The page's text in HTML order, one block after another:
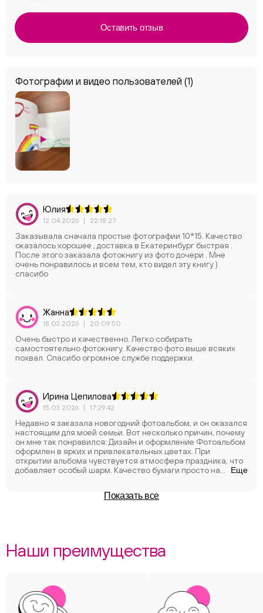
Фотографии и видео пользователей (1)
Оставить отзыв
Юлия
12.04.2026 | 22:18:27
Заказывала сначала простые фотографии 10*15. Качество
оказалось хорошее , доставка в Екатеринбург быстрая .
После этого заказала фотокнигу из фото дочери . Мне
очень понравилось и всем тем, кто видел эту книгу )
спасибо
Жанна
18.03.2026 | 20:09:50
Очень быстро и качественно. Легко собирать
самостоятельно фотокнигу. Качество фото выше всяких
похвал. Спасибо огромное службе поддержки.
Ирина Цепилова
15.03.2026 | 17:29:42
Недавно я заказала новогодний фотоальбом, и он оказался
настоящим для моей семьи. Вот несколько причин, почему
он мне так понравился: Дизайн и оформление Фотоальбом
оформлен в ярких и привлекательных цветах. При
открытии альбома чувствуется атмосфера праздника, что
добавляет особый шарм. Качество бумаги просто на
отличный подарок для родных и близких. Новый год — это
фотоальбом на новогоднюю тематику, я с уверенностью
могу рекомендовать этот! Он не только красивый и
Еще
Показать все
Наши преимущества